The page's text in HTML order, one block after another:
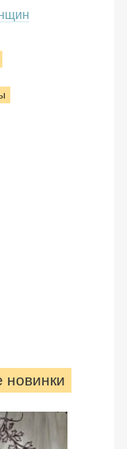
новинки